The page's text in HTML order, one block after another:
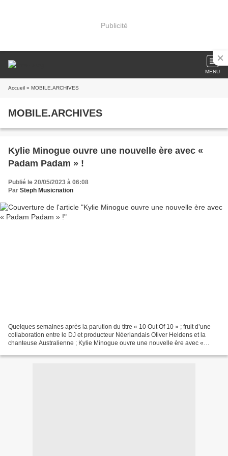
Publicité
MENU
Accueil » MOBILE.ARCHIVES
MOBILE.ARCHIVES
Kylie Minogue ouvre une nouvelle ère avec «
Padam Padam » !
Publié le 20/05/2023 à 06:08
Par Steph Musicnation
Quelques semaines après la parution du titre « 10 Out Of 10 » ; fruit d’une
collaboration entre le DJ et producteur Néerlandais Oliver Heldens et la
chanteuse Australienne ; Kylie Minogue ouvre une nouvelle ère avec «